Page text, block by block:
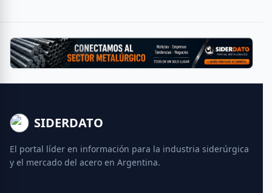
SIDERDATO
El portal líder en información para la industria siderúrgica
y el mercado del acero en Argentina.